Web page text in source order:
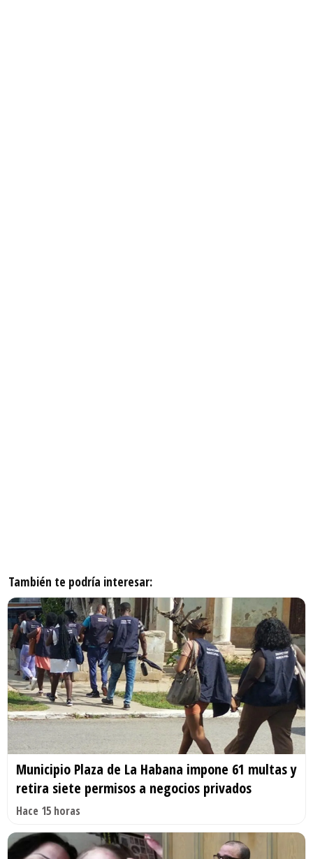
También te podría interesar:
Municipio Plaza de La Habana impone 61 multas y
retira siete permisos a negocios privados
Hace 15 horas